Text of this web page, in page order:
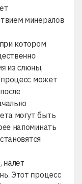
минералов
котором
из слюны,
может
могут быть
напоминать
налет
Этот процесс